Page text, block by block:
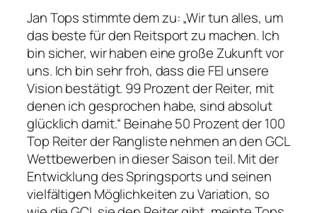
Jan Tops stimmte dem zu: „Wir tun alles, um
das beste für den Reitsport zu machen. Ich
bin sicher, wir haben eine große Zukunft vor
uns. Ich bin sehr froh, dass die FEI unsere
Vision bestätigt. 99 Prozent der Reiter, mit
denen ich gesprochen habe, sind absolut
glücklich damit.“ Beinahe 50 Prozent der 100
Top Reiter der Rangliste nehmen an den GCL
Wettbewerben in dieser Saison teil. Mit der
Entwicklung des Springsports und seinen
vielfältigen Möglichkeiten zu Variation, so